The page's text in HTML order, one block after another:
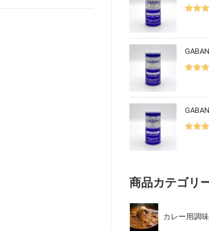
商品カテゴリ
カレー用調